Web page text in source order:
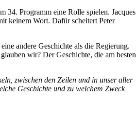
34. Programm eine Rolle spielen. Jacques
keinem Wort. Dafür scheitert Peter
andere Geschichte als die Regierung.
wir? Der Geschichte, die am besten
zwischen den Zeilen und in unser aller
Geschichte und zu welchem Zweck